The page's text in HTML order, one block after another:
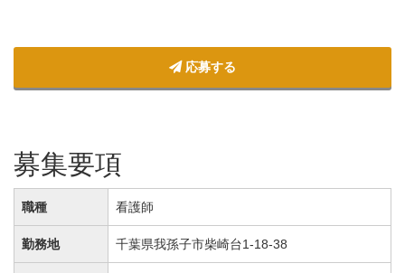
応募する
募集要項
職種 看護師
勤務地 千葉県我孫子市柴崎台1-18-38